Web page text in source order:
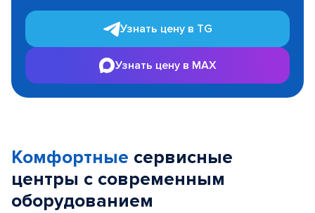
Узнать цену в TG
Узнать цену в MAX
Комфортные сервисные
центры с современным
оборудованием